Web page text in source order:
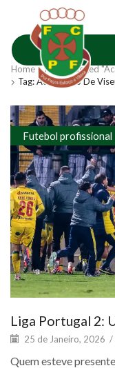
Home
Posts Tagged
Tag: Académico De
Futebol profissional
Liga Portugal 2:
25 de Janeiro, 2026 /
Quem esteve